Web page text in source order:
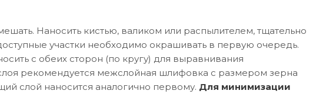
Наносить кистью, валиком или распылителем, тщательно
участки необходимо окрашивать в первую очередь.
с обеих сторон (по кругу) для выравнивания
рекомендуется межслойная шлифовка с размером зерна
слой наносится аналогично первому. Для минимизации